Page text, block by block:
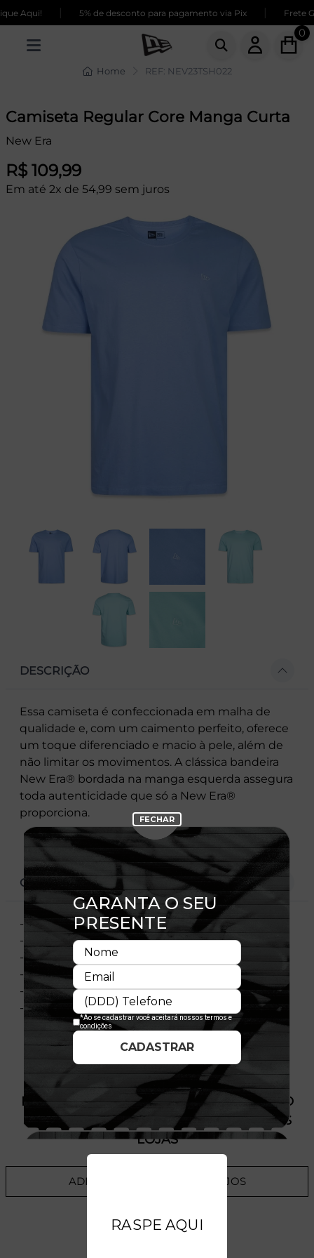
Aqui! 5% de desconto para pagamento via Pix Frete
0
Home REF: NEV23TSH022
Camiseta Regular Core Manga Curta
New Era
R$ 109,99
Em até 2x de 54,99 sem juros
DESCRIÇÃO
Essa camiseta é confeccionada em malha de
qualidade e, com um caimento perfeito, oferece
um toque diferenciado e macio à pele, além de
não limitar os movimentos. A clássica bandeira
New Era® bordada na manga esquerda assegura
toda autenticidade que só a New Era®
proporciona.
CARACTERÍSTICAS
- Manga Curta
- Gola Careca
- Bordado Frontal
- Material: Malha
- Composição: 100% Algodão
- Nacional
PRODUTO SEM ESTOQUE DÍSPONÍVEL NO
SITE, CONSULTE A DISPONIBILIDADE NAS
LOJAS
ADICIONAR A LISTA DE DESEJOS